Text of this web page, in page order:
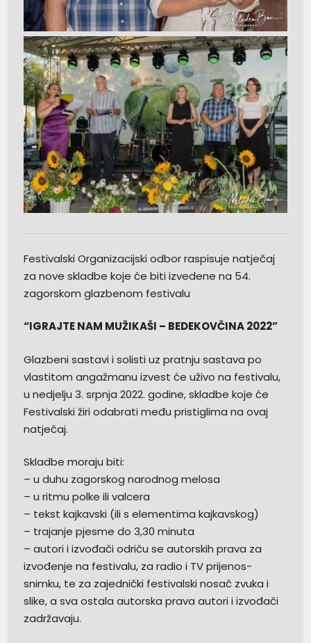
Festivalski Organizacijski odbor raspisuje natječaj
za nove skladbe koje će biti izvedene na 54.
zagorskom glazbenom festivalu
“IGRAJTE NAM MUŽIKAŠI – BEDEKOVČINA 2022”
Glazbeni sastavi i solisti uz pratnju sastava po
vlastitom angažmanu izvest će uživo na festivalu,
u nedjelju 3. srpnja 2022. godine, skladbe koje će
Festivalski žiri odabrati među pristiglima na ovaj
natječaj.
Skladbe moraju biti:
– u duhu zagorskog narodnog melosa
– u ritmu polke ili valcera
– tekst kajkavski (ili s elementima kajkavskog)
– trajanje pjesme do 3,30 minuta
– autori i izvođači odriču se autorskih prava za
izvođenje na festivalu, za radio i TV prijenos-
snimku, te za zajednički festivalski nosač zvuka i
slike, a sva ostala autorska prava autori i izvođači
zadržavaju.